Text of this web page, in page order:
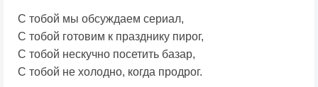
С тобой мы обсуждаем сериал,
С тобой готовим к празднику пирог,
С тобой нескучно посетить базар,
С тобой не холодно, когда продрог.